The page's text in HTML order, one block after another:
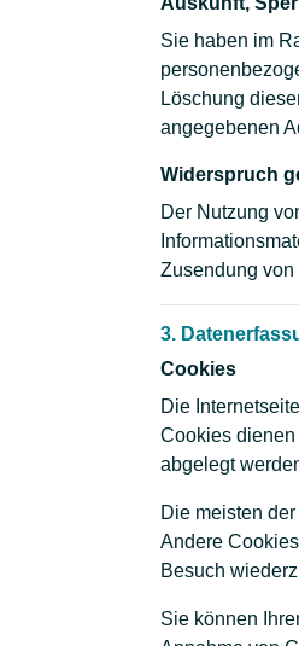
Sie haben im
Löschung
angegebenen
Widerspruch
Der Nutzung
Zusendung von
3.
Cookies
Die
Cookies dienen
abgelegt
Die meisten
Andere
Besuch
Sie können